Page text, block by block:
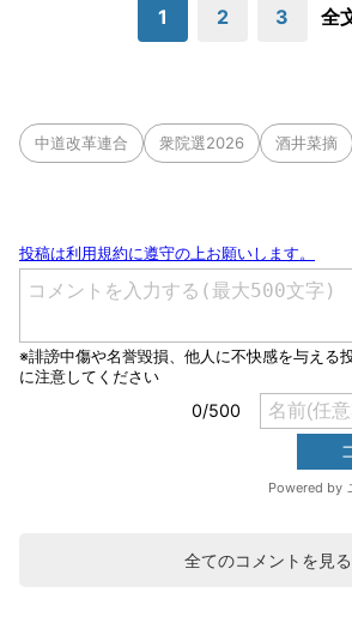
1 2 3 全
中道改革連合 衆院選2026 酒井菜摘
全てのコメントを見る